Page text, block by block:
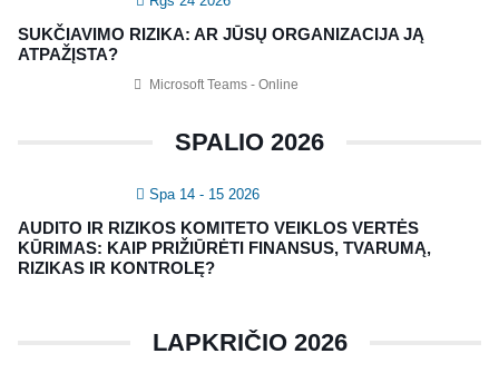
SUKČIAVIMO RIZIKA: AR JŪSŲ ORGANIZACIJA JĄ
ATPAŽĮSTA?
Microsoft Teams - Online
SPALIO 2026
Spa 14 - 15 2026
AUDITO IR RIZIKOS KOMITETO VEIKLOS VERTĖS
KŪRIMAS: KAIP PRIŽIŪRĖTI FINANSUS, TVARUMĄ,
RIZIKAS IR KONTROLĘ?
LAPKRIČIO 2026
Vidaus auditorių asociacija, 124111729
Nagevičiaus g. 3, Vilnius
info@vaa.lt
NAUJIENLAIŠKIS
Registruokitės naujienlaiškiui apie Vidaus Auditorių asociaciją!